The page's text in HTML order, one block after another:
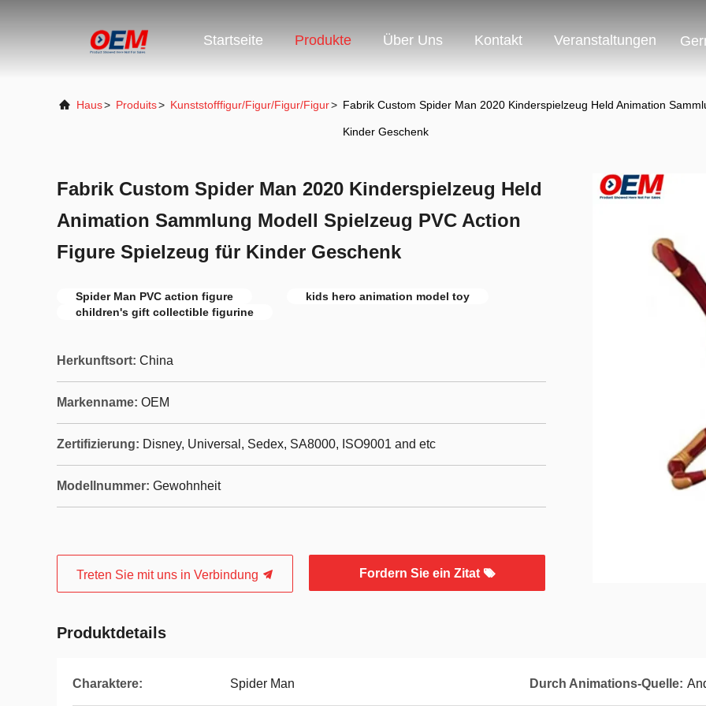
Startseite Produkte Über Uns Kontakt Veranstaltungen
Haus> Produits> Kunststofffigur/Figur/Figur/Figur> Fabrik Custom Spider Man 2020 Kinderspielzeug Held Animation
Kinder Geschenk
Fabrik Custom Spider Man 2020 Kinderspielzeug Held
Animation Sammlung Modell Spielzeug PVC Action
Figure Spielzeug für Kinder Geschenk
Spider Man PVC action figure
kids hero animation model toy
children's gift collectible figurine
Herkunftsort: China
Markenname: OEM
Zertifizierung: Disney, Universal, Sedex, SA8000, ISO9001 and etc
Modellnummer: Gewohnheit
Treten Sie mit uns in Verbindung Fordern Sie ein Zitat
Produktdetails
Charaktere: Spider Man Durch Animations-Quelle: